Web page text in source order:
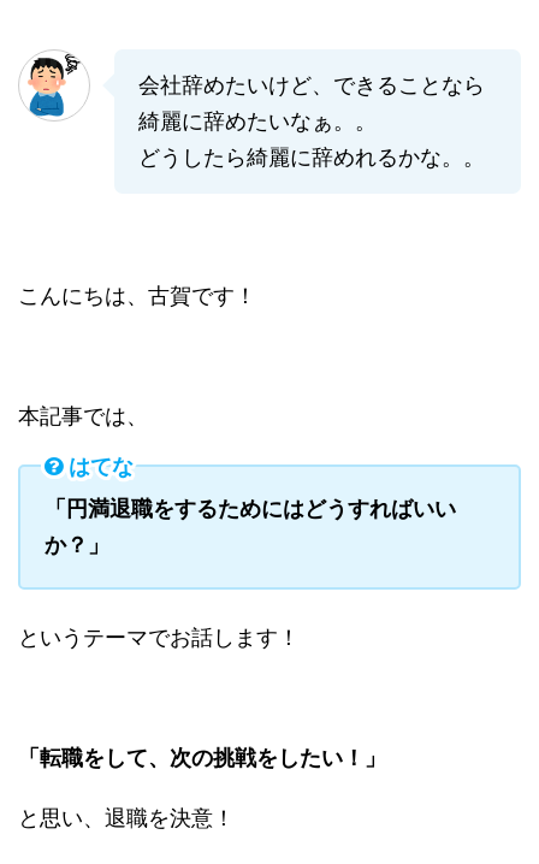
会社辞めたいけど、できることなら
綺麗に辞めたいなぁ。。
どうしたら綺麗に辞めれるかな。。
こんにちは、古賀です！
本記事では、
はてな
「円満退職をするためにはどうすればいい
か？」
というテーマでお話します！
「転職をして、次の挑戦をしたい！」
と思い、退職を決意！